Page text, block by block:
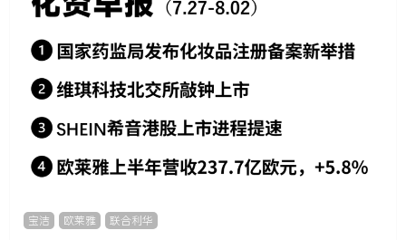
宝洁 欧莱雅 联合利华